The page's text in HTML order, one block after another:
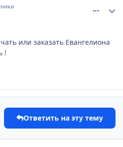
или заказать Евангелиона
!
Ответить на эту тему